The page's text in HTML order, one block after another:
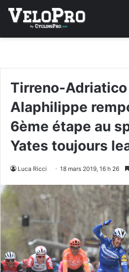
Tirreno-Adriatico
Alaphilippe
6ème étape au
Yates toujours
Luca Ricci 18 mars 2019, 16 h 26